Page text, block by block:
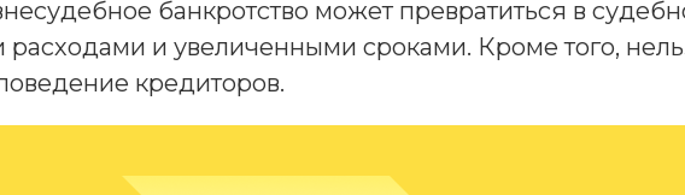
банкротство может превратиться в
расходами и увеличенными сроками. Кроме того,
кредиторов.